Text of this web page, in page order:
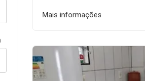
Mais informações